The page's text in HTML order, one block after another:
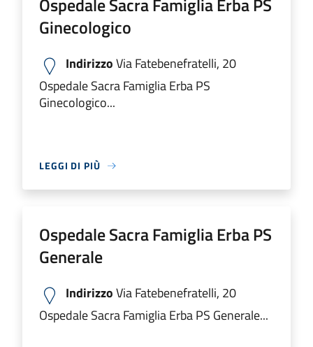
Ginecologico
IndirizzoVia Fatebenefratelli, 20
Ospedale Sacra Famiglia Erba PS
Ginecologico...
LEGGI DI PIÙ
Ospedale Sacra Famiglia Erba PS
Generale
IndirizzoVia Fatebenefratelli, 20
Ospedale Sacra Famiglia Erba PS Generale...